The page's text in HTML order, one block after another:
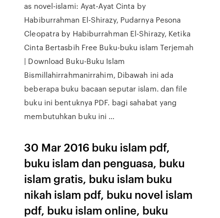
as novel-islami: Ayat-Ayat Cinta by
Habiburrahman El-Shirazy, Pudarnya Pesona
Cleopatra by Habiburrahman El-Shirazy, Ketika
Cinta Bertasbih Free Buku-buku islam Terjemah
| Download Buku-Buku Islam
Bismillahirrahmanirrahim, Dibawah ini ada
beberapa buku bacaan seputar islam. dan file
buku ini bentuknya PDF. bagi sahabat yang
membutuhkan buku ini …
30 Mar 2016 buku islam pdf,
buku islam dan penguasa, buku
islam gratis, buku islam buku
nikah islam pdf, buku novel islam
pdf, buku islam online, buku